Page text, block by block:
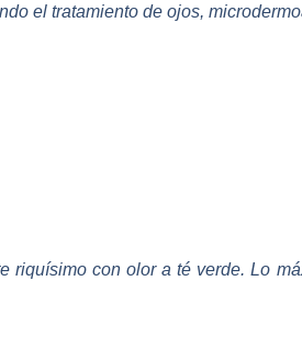
el tratamiento de ojos,
riquísimo con olor a té verde. Lo